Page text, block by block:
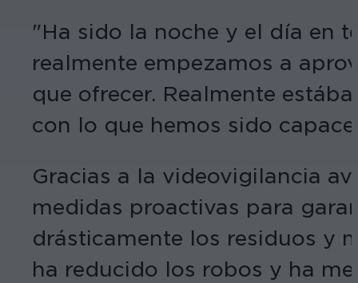
"Ha sido la noche y el día en
realmente empezamos a
que ofrecer. Realmente
con lo que hemos sido
Gracias a la videovigilancia
medidas proactivas para
drásticamente los residuos y
ha reducido los robos y ha